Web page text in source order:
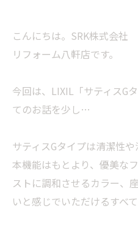
こんにちは。SRK株式会
リフォーム八軒店です。
今回は、LIXIL「サティスG
てのお話を少し…
サティスGタイプは清潔性
本機能はもとより、優美な
ストに調和させるカラー、
いと感じでいただけるすべ